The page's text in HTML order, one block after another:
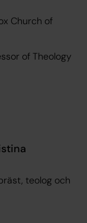
Church of
of Theology
teolog och